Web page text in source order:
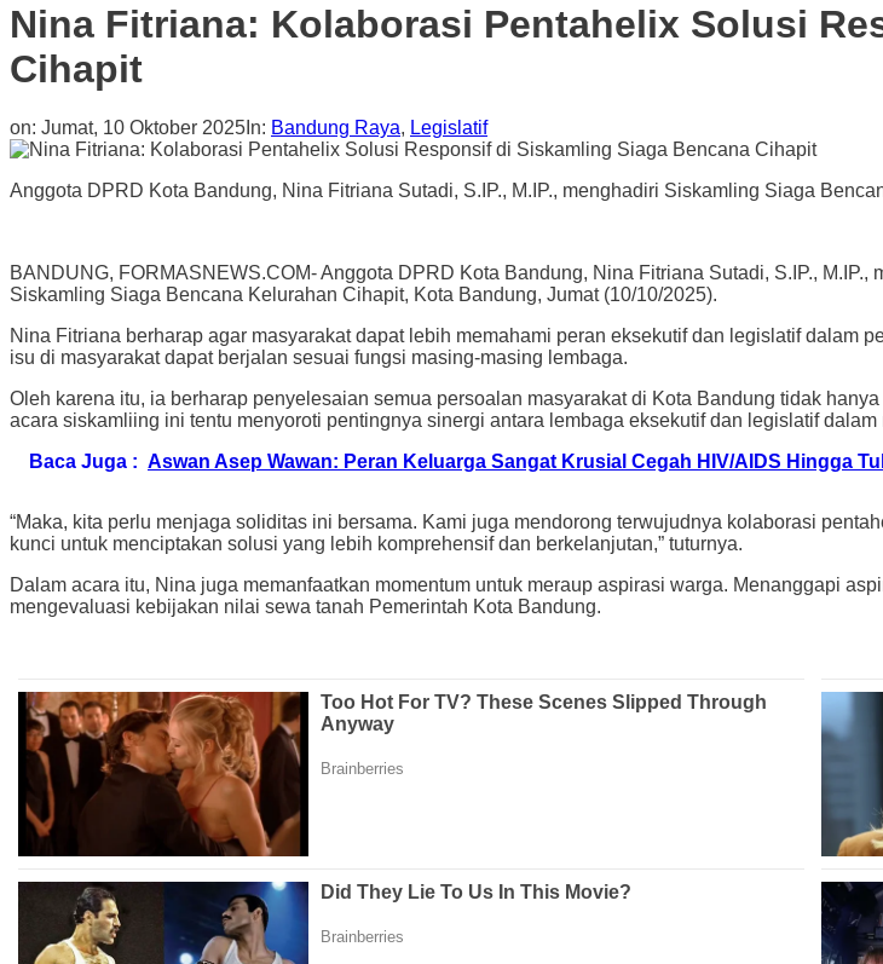
Nina Fitriana: Kolaborasi Pentahelix Solusi
Cihapit
on: Jumat, 10 Oktober 2025 In: Bandung Raya, Legislatif
Anggota DPRD Kota Bandung, Nina Fitriana Sutadi, S.IP., M.IP., menghadiri Siskamling Siaga
BANDUNG, FORMASNEWS.COM- Anggota DPRD Kota Bandung, Nina Fitriana Sutadi, S.IP.,
Siskamling Siaga Bencana Kelurahan Cihapit, Kota Bandung, Jumat (10/10/2025).
Nina Fitriana berharap agar masyarakat dapat lebih memahami peran eksekutif dan legislatif
isu di masyarakat dapat berjalan sesuai fungsi masing-masing lembaga.
Oleh karena itu, ia berharap penyelesaian semua persoalan masyarakat di Kota Bandung tidak
acara siskamliing ini tentu menyoroti pentingnya sinergi antara lembaga eksekutif dan legislatif
Baca Juga : Aswan Asep Wawan: Peran Keluarga Sangat Krusial Cegah HIV/AIDS Hingga
“Maka, kita perlu menjaga soliditas ini bersama. Kami juga mendorong terwujudnya kolaborasi
kunci untuk menciptakan solusi yang lebih komprehensif dan berkelanjutan,” tuturnya.
Dalam acara itu, Nina juga memanfaatkan momentum untuk meraup aspirasi warga. Menanggapi
mengevaluasi kebijakan nilai sewa tanah Pemerintah Kota Bandung.